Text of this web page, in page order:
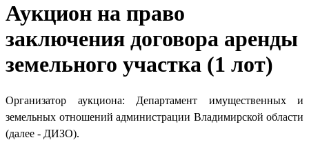
Аукцион на право
заключения договора аренды
земельного участка (1 лот)
Организатор аукциона: Департамент имущественных и
земельных отношений администрации Владимирской области
(далее - ДИЗО).